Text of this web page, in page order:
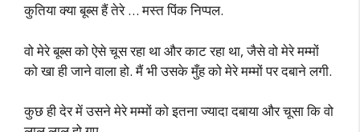
कुतिया क्या बूब्स हैं तेरे … मस्त पिंक निप्पल.
वो मेरे बूब्स को ऐसे चूस रहा था और काट रहा था, जैसे वो मेरे मम्मों
को खा ही जाने वाला हो. मैं भी उसके मुँह को मेरे मम्मों पर दबाने लगी.
कुछ ही देर में उसने मेरे मम्मों को इतना ज्यादा दबाया और चूसा कि वो